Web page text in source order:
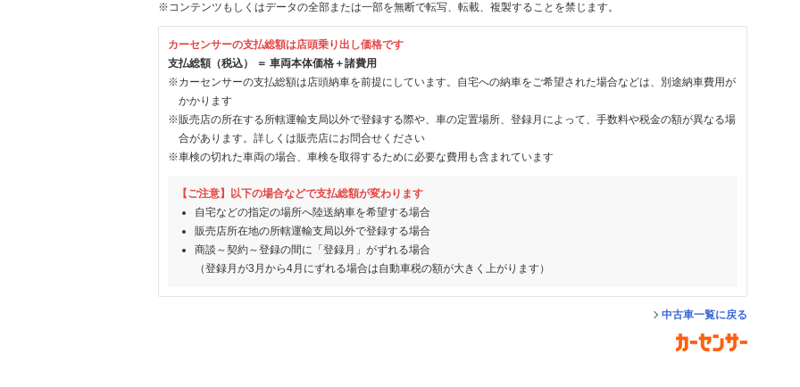
※コンテンツもしくはデータの全部または一部を無断で転写、転載、複製することを禁じます。
カーセンサーの支払総額は店頭乗り出し価格です
支払総額（税込） ＝ 車両本体価格＋諸費用
※カーセンサーの支払総額は店頭納車を前提にしています。自宅への納車をご希望された場合などは、別途納車費用が
かかります
※販売店の所在する所轄運輸支局以外で登録する際や、車の定置場所、登録月によって、手数料や税金の額が異なる場
合があります。詳しくは販売店にお問合せください
※車検の切れた車両の場合、車検を取得するために必要な費用も含まれています
【ご注意】以下の場合などで支払総額が変わります
自宅などの指定の場所へ陸送納車を希望する場合
販売店所在地の所轄運輸支局以外で登録する場合
商談～契約～登録の間に「登録月」がずれる場合
（登録月が3月から4月にずれる場合は自動車税の額が大きく上がります）
中古車一覧に戻る